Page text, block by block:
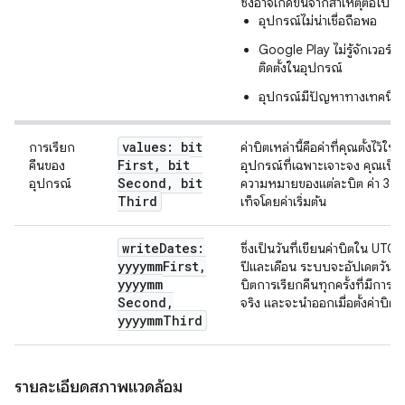
อุปกรณ์ไม่น่าเชื่อถือพอ
Google Play ไม่รู้จักเวอร์
ติดตั้งในอุปกรณ์
อุปกรณ์มีปัญหาทางเทคนิค
การเรียก
คืนของ
อุปกรณ์
values: bit
First,
bit
Second ,
bit
Third
ค่าบิตเหล่านี้คือค่าที่คุณตั้งไว้ใน
อุปกรณ์ที่เฉพาะเจาะจง คุณเป็
ความหมายของแต่ละบิต ค่า 3 บิ
เท็จโดยค่าเริ่มต้น
writeDates:
yyyymmFirst,
yyyymm
Second ,
yyyymmThird
ซึ่งเป็นวันที่เขียนค่าบิตใน UTC
ปีและเดือน ระบบจะอัปเดตวันที่
บิตการเรียกคืนทุกครั้งที่มีการตั้
จริง และจะนำออกเมื่อตั้งค่าบิต
รายละเอียดสภาพแวดล้อม